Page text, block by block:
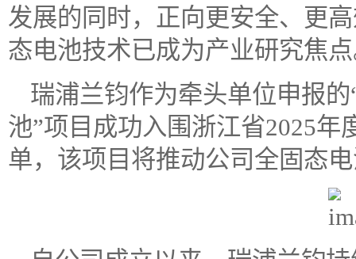
发展的同时，正向更安全、更
态电池技术已成为产业研究焦
瑞浦兰钧作为牵头单位申报
池”项目成功入围浙江省2025年
单，该项目将推动公司全固态